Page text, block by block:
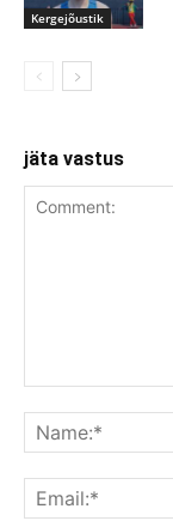
Kergejõustik
jäta vastus